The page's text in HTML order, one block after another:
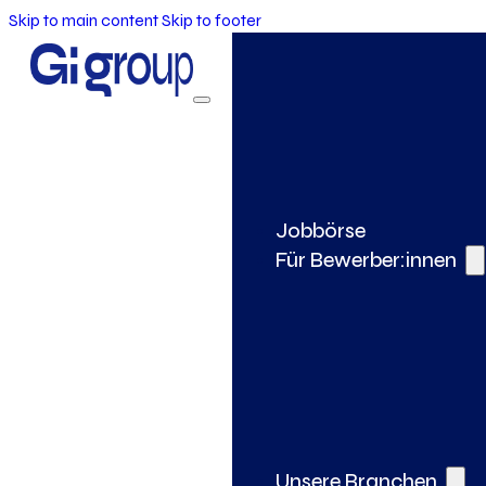
Skip to main contentSkip to footer
Jobbörse
Für Bewerber:innen